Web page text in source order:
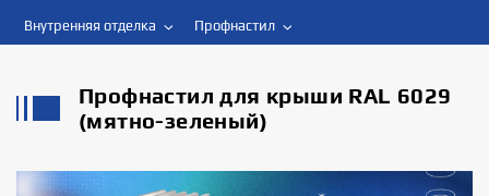
Внутренняя отделка Профнастил
Профнастил для крыши RAL 6029
(мятно-зеленый)